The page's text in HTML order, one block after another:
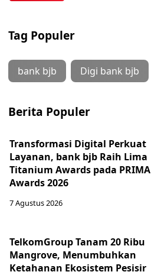
Tag Populer
bank bjb Digi bank bjb
Berita Populer
Transformasi Digital Perkuat
Layanan, bank bjb Raih Lima
Titanium Awards pada PRIMA
Awards 2026
7 Agustus 2026
TelkomGroup Tanam 20 Ribu
Mangrove, Menumbuhkan
Ketahanan Ekosistem Pesisir